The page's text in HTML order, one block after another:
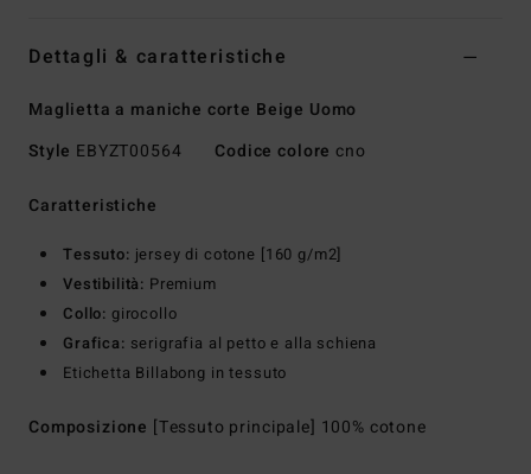
Dettagli & caratteristiche
Maglietta a maniche corte Beige Uomo
Style EBYZT00564 Codice colore cno
Caratteristiche
Tessuto: jersey di cotone [160 g/m2]
Vestibilità: Premium
Collo: girocollo
Grafica: serigrafia al petto e alla schiena
Etichetta Billabong in tessuto
Composizione [Tessuto principale] 100% cotone